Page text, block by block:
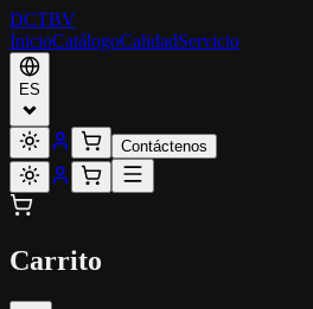
DCTBV
InicioCatálogoCalidadServicio
ES
Contáctenos
Carrito